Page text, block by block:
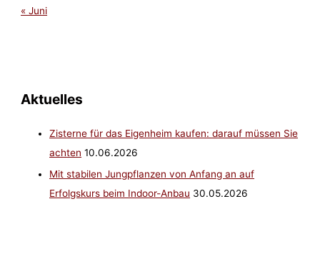
« Juni
Aktuelles
Zisterne für das Eigenheim kaufen: darauf müssen Sie
achten 10.06.2026
Mit stabilen Jungpflanzen von Anfang an auf
Erfolgskurs beim Indoor-Anbau 30.05.2026